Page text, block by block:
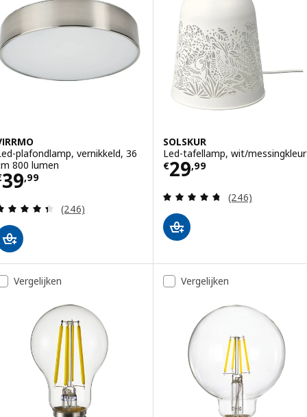
plafondlamp, vernikkeld, 36
800 lumen
39,99€ 39,99
Beoordeling: 4.4 van 5 sterren. Totaal
(246)
SOLSKUR
Led-tafellamp, wit/messingkleur
€29,99
Prijs € 29,99
Beoordeling:
(246)
Vergelijken Vergelijken